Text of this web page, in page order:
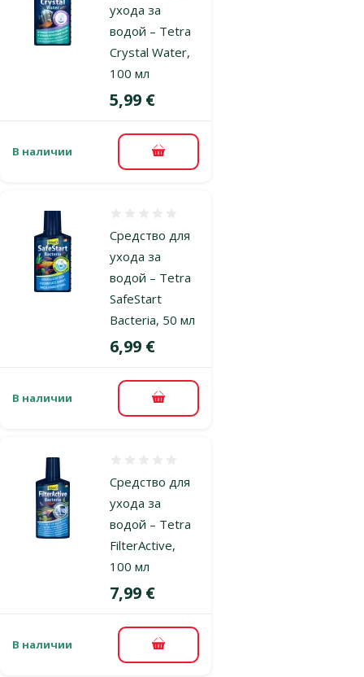
ухода за
водой – Tetra
Crystal Water,
100 мл
Цена
5,99 €
В наличии В корзину
Средство для
ухода за
водой – Tetra
SafeStart
Bacteria, 50 мл
Цена
6,99 €
В наличии В корзину
Средство для
ухода за
водой – Tetra
FilterActive,
100 мл
Цена
7,99 €
В наличии В корзину